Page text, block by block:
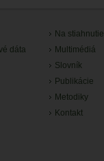
dáta
Na stiahnutie
Multimédiá
Slovník
Publikácie
Metodiky
Kontakt